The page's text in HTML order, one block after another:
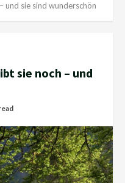
und sie sind wunderschön
sie noch – und